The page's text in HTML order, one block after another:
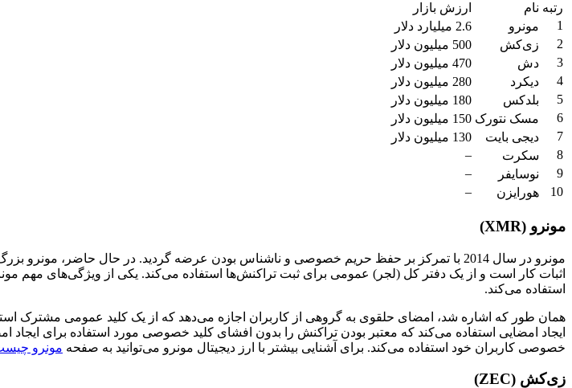
رتبه نام
ارزش بازار
1
مونرو
2.6 میلیارد دلار
2
زی‌کش
500 میلیون دلار
3
دش
470 میلیون دلار
4
دیکرد
280 میلیون دلار
5
بلدکس
180 میلیون دلار
6
مسک نتورک 150 میلیون دلار
7
دیجی بایت
130 میلیون دلار
8
سکرت
–
9
نوسایفر
–
10
هورایزن –
مونرو (XMR)
اثبات کار است و از یک دفتر کل (لجر) عمومی برای ثبت تراکنش‌ها استفاده می‌کند. یکی از ویژگی‌های مهم
استفاده می‌کند.
همان طور که اشاره شد، امضای حلقوی به گروهی از کاربران اجازه می‌دهد که از یک کلید عمومی مشترک
ایجاد امضایی استفاده می‌کند که معتبر بودن تراکنش را بدون افشای کلید خصوصی مورد استفاده برای
خصوصی کاربران خود استفاده می‌کند. برای آشنایی بیشتر با ارز دیجیتال مونرو می‌توانید به صفحه مونرو
زی‌کش (ZEC)